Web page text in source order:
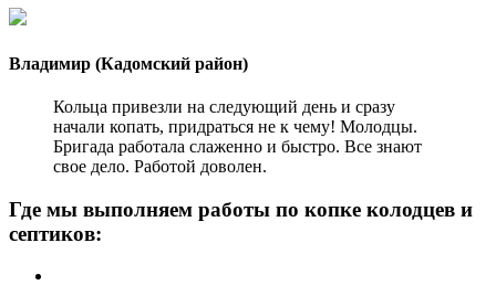
Владимир (Кадомский район)
Кольца привезли на следующий день и сразу
начали копать, придраться не к чему! Молодцы.
Бригада работала слаженно и быстро. Все знают
свое дело. Работой доволен.
Где мы выполняем работы по копке колодцев и
септиков: